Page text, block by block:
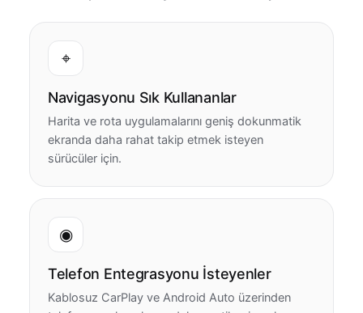
⌖
Navigasyonu Sık Kullananlar
Harita ve rota uygulamalarını geniş dokunmatik
ekranda daha rahat takip etmek isteyen
sürücüler için.
◉
Telefon Entegrasyonu İsteyenler
Kablosuz CarPlay ve Android Auto üzerinden